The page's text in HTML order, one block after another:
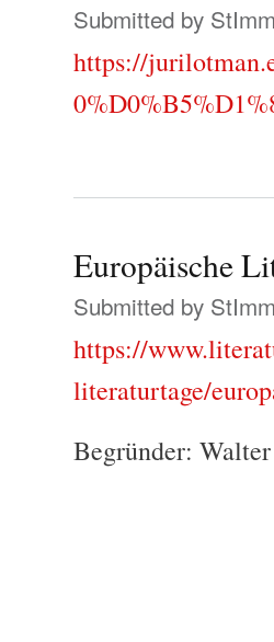
Submitted by
https://
Europäische
Submitted by
https://
literaturtage/
Begründer: